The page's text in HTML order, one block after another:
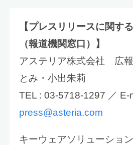
【プレスリリースに関す
（報道機関窓口）】
アステリア株式会社 広
とみ・小出朱莉
TEL : 03-5718-1297 ／ E-
press@asteria.com
キーウェアソリューショ